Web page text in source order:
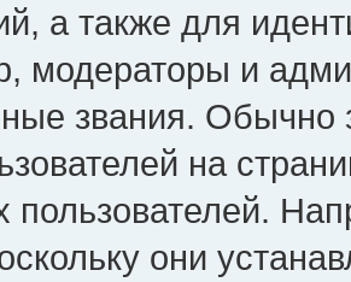
а также для
модераторы и
звания. Обычно
на
пользователей.
они